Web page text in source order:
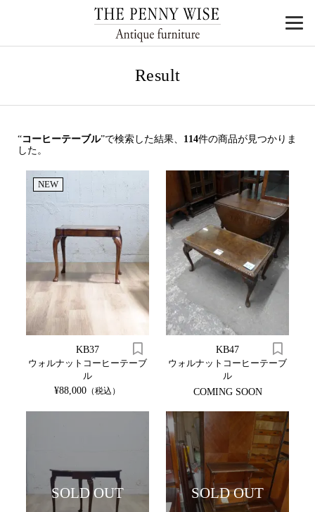
Result
“コーヒーテーブル”で検索した結果、 114件の商品が見つかりま
した。
NEW
KB37
ウォルナットコーヒーテーブ
ル
¥88,000 （税込）
KB47
ウォルナットコーヒーテーブ
ル
COMING SOON
SOLD OUT SOLD OUT